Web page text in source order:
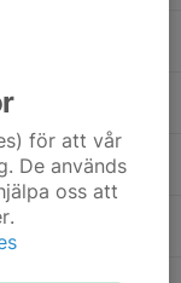
för att vår
De används
oss att